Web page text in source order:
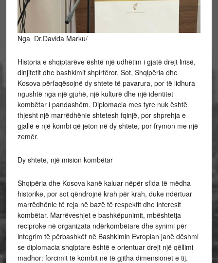
Nga Dr.Davida Marku/
Historia e shqiptarëve është një udhëtim i gjatë drejt lirisë,
dinjitetit dhe bashkimit shpirtëror. Sot, Shqipëria dhe
Kosova përfaqësojnë dy shtete të pavarura, por të lidhura
ngushtë nga një gjuhë, një kulturë dhe një identitet
kombëtar i pandashëm. Diplomacia mes tyre nuk është
thjesht një marrëdhënie shtetesh fqinjë, por shprehja e
gjallë e një kombi që jeton në dy shtete, por frymon me një
zemër.
Dy shtete, një mision kombëtar
Shqipëria dhe Kosova kanë kaluar nëpër sfida të mëdha
historike, por sot qëndrojnë krah për krah, duke ndërtuar
marrëdhënie të reja në bazë të respektit dhe interesit
kombëtar. Marrëveshjet e bashkëpunimit, mbështetja
reciproke në organizata ndërkombëtare dhe synimi për
integrim të përbashkët në Bashkimin Evropian janë dëshmi
se diplomacia shqiptare është e orientuar drejt një qëllimi
madhor: forcimit të kombit në të gjitha dimensionet e tij.